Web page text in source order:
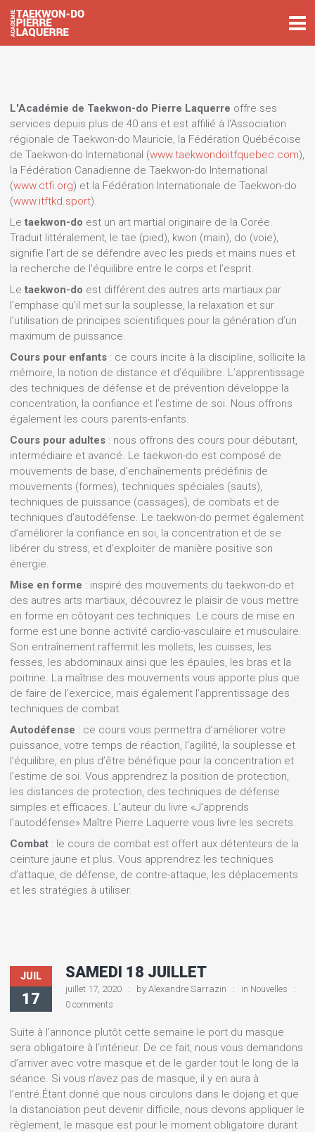
L'Académie de Taekwon-do Pierre Laquerre offre ses
services depuis plus de 40 ans et est affilié à l'Association
régionale de Taekwon-do Mauricie, la Fédération Québécoise
de Taekwon-do International (www.taekwondoitfquebec.com),
la Fédération Canadienne de Taekwon-do International
(www.ctfi.org) et la Fédération Internationale de Taekwon-do
(www.itftkd.sport).
Le taekwon-do est un art martial originaire de la Corée.
Traduit littéralement, le tae (pied), kwon (main), do (voie),
signifie l’art de se défendre avec les pieds et mains nues et
la recherche de l’équilibre entre le corps et l’esprit.
Le taekwon-do est différent des autres arts martiaux par
l’emphase qu’il met sur la souplesse, la relaxation et sur
l’utilisation de principes scientifiques pour la génération d’un
maximum de puissance.
Cours pour enfants : ce cours incite à la discipline, sollicite la
mémoire, la notion de distance et d’équilibre. L’apprentissage
des techniques de défense et de prévention développe la
concentration, la confiance et l’estime de soi. Nous offrons
également les cours parents-enfants.
Cours pour adultes : nous offrons des cours pour débutant,
intermédiaire et avancé. Le taekwon-do est composé de
mouvements de base, d’enchaînements prédéfinis de
mouvements (formes), techniques spéciales (sauts),
techniques de puissance (cassages), de combats et de
techniques d’autodéfense. Le taekwon-do permet également
d’améliorer la confiance en soi, la concentration et de se
libérer du stress, et d’exploiter de manière positive son
énergie.
Mise en forme : inspiré des mouvements du taekwon-do et
des autres arts martiaux, découvrez le plaisir de vous mettre
en forme en côtoyant ces techniques. Le cours de mise en
forme est une bonne activité cardio-vasculaire et musculaire.
Son entraînement raffermit les mollets, les cuisses, les
fesses, les abdominaux ainsi que les épaules, les bras et la
poitrine. La maîtrise des mouvements vous apporte plus que
de faire de l’exercice, mais également l’apprentissage des
techniques de combat.
Autodéfense : ce cours vous permettra d’améliorer votre
puissance, votre temps de réaction, l’agilité, la souplesse et
l’équilibre, en plus d’être bénéfique pour la concentration et
l’estime de soi. Vous apprendrez la position de protection,
les distances de protection, des techniques de défense
simples et efficaces. L’auteur du livre «J’apprends
l’autodéfense» Maître Pierre Laquerre vous livre les secrets.
Combat : le cours de combat est offert aux détenteurs de la
ceinture jaune et plus. Vous apprendrez les techniques
d’attaque, de défense, de contre-attaque, les déplacements
et les stratégies à utiliser.
JUIL
17
SAMEDI 18 JUILLET
juillet 17, 2020 by Alexandre Sarrazin in Nouvelles
0 comments
Suite à l’annonce plutôt cette semaine le port du masque
sera obligatoire à l’intérieur. De ce fait, nous vous demandons
d’arriver avec votre masque et de le garder tout le long de la
séance. Si vous n’avez pas de masque, il y en aura à
l’entré.Étant donné que nous circulons dans le dojang et que
la distanciation peut devenir difficile, nous devons appliquer le
règlement, le masque est pour le moment obligatoire durant